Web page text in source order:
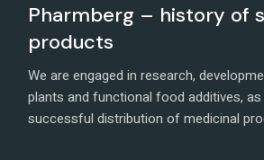
Pharmberg – history of
products
We are engaged in research,
plants and functional food additives,
successful distribution of medicinal